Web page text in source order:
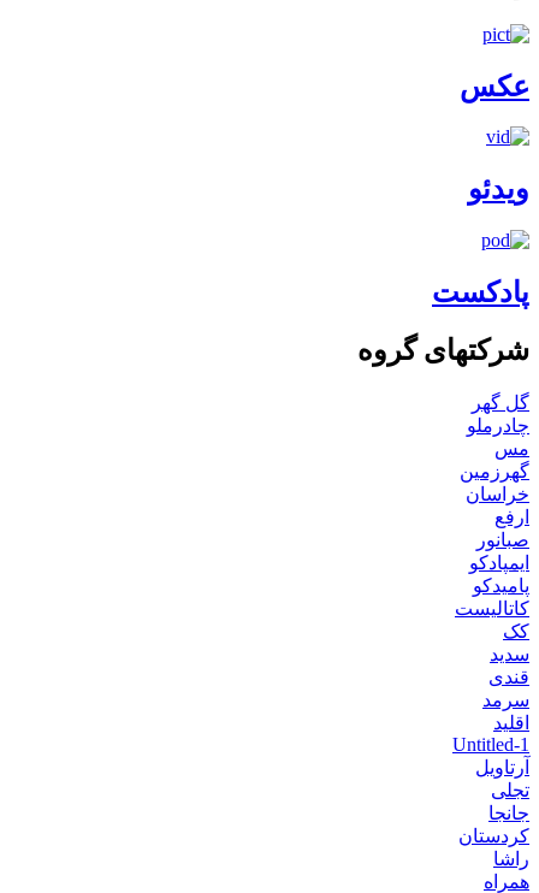
عکس
ویدئو
پادکست
شرکتهای گروه
گل گهر
چادرملو
مس
گهرزمین
خراسان
ارفع
صبانور
ایمپادکو
پامیدکو
کاتالیست
کک
سدید
قندی
سرمد
اقلید
Untitled-1
آرتاویل
تجلی
جانجا
کردستان
راشا
همراه